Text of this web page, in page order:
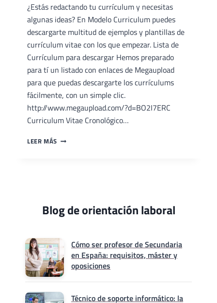
¿Estás redactando tu currículum y necesitas
algunas ideas? En Modelo Curriculum puedes
descargarte multitud de ejemplos y plantillas de
currículum vitae con los que empezar. Lista de
Currículum para descargar Hemos preparado
para tí un listado con enlaces de Megaupload
para que puedas descargarte los currículums
fácilmente, con un simple clic.
http://www.megaupload.com/?d=BO2I7ERC
Curriculum Vitae Cronológico…
LEER MÁS DESCARGAR
Blog de orientación laboral
Cómo ser profesor de Secundaria
en España: requisitos, máster y
oposiciones
Técnico de soporte informático: la